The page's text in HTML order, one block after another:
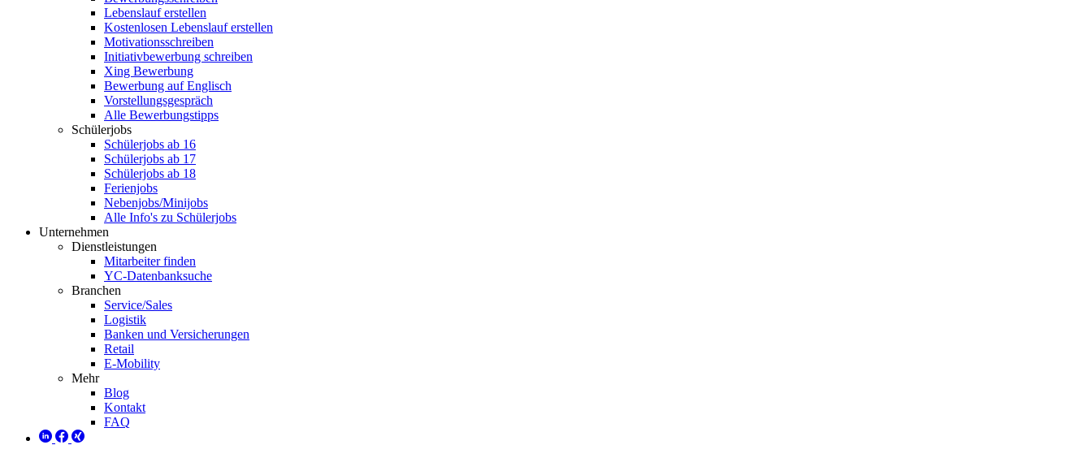
Lebenslauf erstellen
Kostenlosen Lebenslauf erstellen
Motivationsschreiben
Initiativbewerbung schreiben
Xing Bewerbung
Bewerbung auf Englisch
Vorstellungsgespräch
Alle Bewerbungstipps
Schülerjobs
Schülerjobs ab 16
Schülerjobs ab 17
Schülerjobs ab 18
Ferienjobs
Nebenjobs/Minijobs
Alle Info's zu Schülerjobs
Unternehmen
Dienstleistungen
Mitarbeiter finden
YC-Datenbanksuche
Branchen
Service/Sales
Logistik
Banken und Versicherungen
Retail
E-Mobility
Mehr
Blog
Kontakt
FAQ